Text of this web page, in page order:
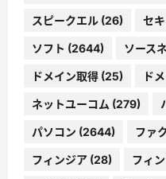
スピークエル (26) セ
ソフト (2644) ソース
ドメイン取得 (25) ド
ネットユーコム (279)
パソコン (2644) ファ
フィンジア (28) フィ